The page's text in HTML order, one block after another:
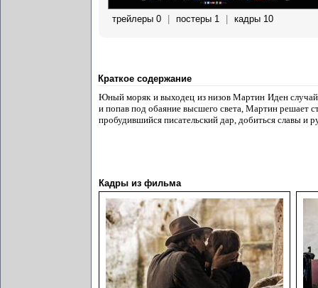
трейлеры 0 | постеры 1 | кадры 10
Краткое содержание
Юный моряк и выходец из низов Мартин Иден
и попав под обаяние высшего света, Мартин решает
пробудившийся писательский дар, добиться славы
Кадры из фильма